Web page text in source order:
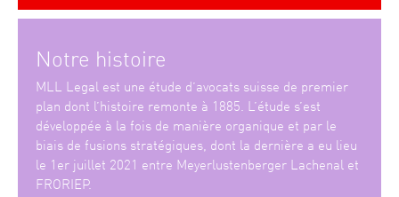
Notre histoire
MLL Legal est une étude d’avocats suisse de premier
plan dont l’histoire remonte à 1885. L’étude s’est
développée à la fois de manière organique et par le
biais de fusions stratégiques, dont la dernière a eu lieu
le 1er juillet 2021 entre Meyerlustenberger Lachenal et
FRORIEP.